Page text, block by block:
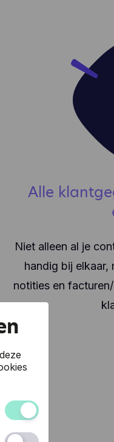
Alle
Niet alleen al je
handig bij elkaar,
notities en
de